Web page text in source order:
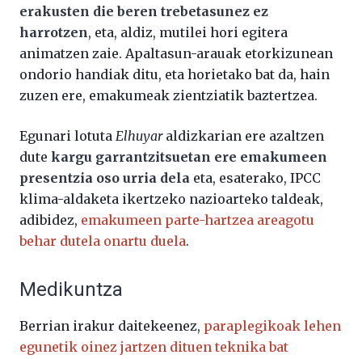
erakusten die beren trebetasunez ez
harrotzen, eta, aldiz, mutilei hori egitera
animatzen zaie. Apaltasun-arauak etorkizunean
ondorio handiak ditu, eta horietako bat da, hain
zuzen ere, emakumeak zientziatik baztertzea.
Egunari lotuta Elhuyaraldizkarian ere azaltzen
dute kargu garrantzitsuetan ere emakumeen
presentzia oso urria dela eta, esaterako, IPCC
klima-aldaketa ikertzeko nazioarteko taldeak,
adibidez, emakumeen parte-hartzea areagotu
behar dutela onartu duela.
Medikuntza
Berrian irakur daitekeenez, paraplegikoak lehen
egunetik oinez jartzen dituen teknika bat